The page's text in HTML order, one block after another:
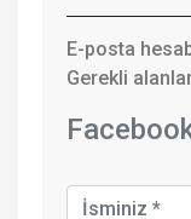
E-posta
Gerekli